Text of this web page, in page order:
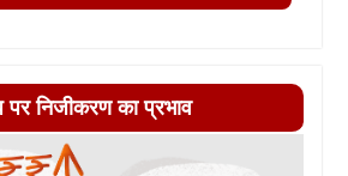
निजीकरण का प्रभाव